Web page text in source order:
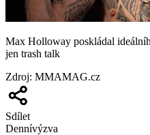
Max Holloway poskládal
jen trash talk
Zdroj: MMAMAG.cz
Sdílet
Dennívýzva